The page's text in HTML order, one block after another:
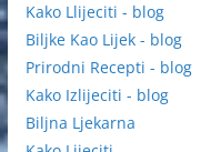
Kako Llijeciti - blog
Biljke Kao Lijek - blog
Prirodni Recepti - blog
Kako Izlijeciti - blog
Biljna Ljekarna